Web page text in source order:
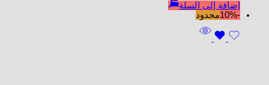
إضافة إلى السلة
-10%
محدود